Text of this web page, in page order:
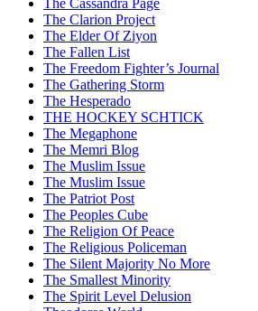
The Cassandra Page
The Clarion Project
The Elder Of Ziyon
The Fallen List
The Freedom Fighter’s Journal
The Gathering Storm
The Hesperado
THE HOCKEY SCHTICK
The Megaphone
The Memri Blog
The Muslim Issue
The Muslim Issue
The Patriot Post
The Peoples Cube
The Religion Of Peace
The Religious Policeman
The Silent Majority No More
The Smallest Minority
The Spirit Level Delusion